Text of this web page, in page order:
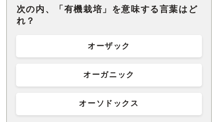
次の内、「有機栽培」を意味する言葉はど
れ？
オーザック
オーガニック
オーソドックス